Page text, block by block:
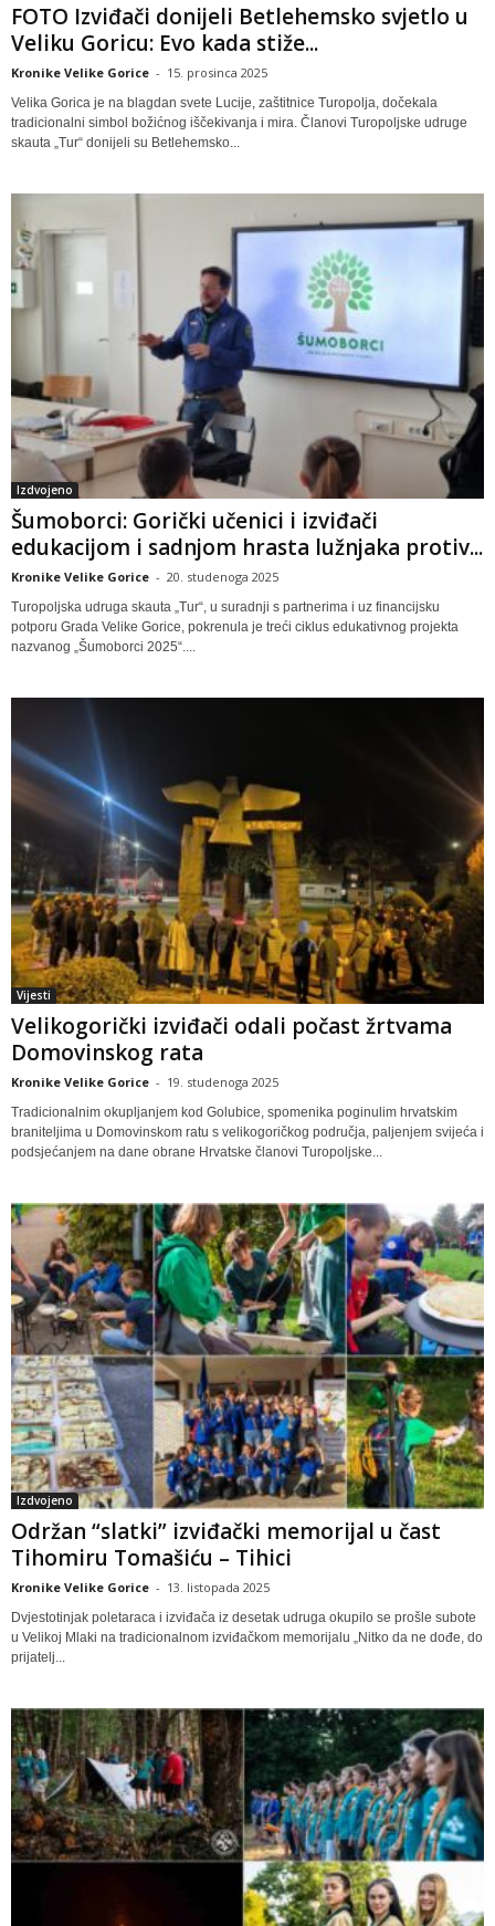
FOTO Izviđači donijeli Betlehemsko svjetlo u
Veliku Goricu: Evo kada stiže...
Kronike Velike Gorice - 15. prosinca 2025
Velika Gorica je na blagdan svete Lucije, zaštitnice Turopolja, dočekala
tradicionalni simbol božićnog iščekivanja i mira. Članovi Turopoljske udruge
skauta „Tur“ donijeli su Betlehemsko...
Izdvojeno
Šumoborci: Gorički učenici i izviđači
edukacijom i sadnjom hrasta lužnjaka protiv...
Kronike Velike Gorice - 20. studenoga 2025
Turopoljska udruga skauta „Tur“, u suradnji s partnerima i uz financijsku
potporu Grada Velike Gorice, pokrenula je treći ciklus edukativnog projekta
nazvanog „Šumoborci 2025“....
Vijesti
Velikogorički izviđači odali počast žrtvama
Domovinskog rata
Kronike Velike Gorice - 19. studenoga 2025
Tradicionalnim okupljanjem kod Golubice, spomenika poginulim hrvatskim
braniteljima u Domovinskom ratu s velikogoričkog područja, paljenjem svijeća i
podsjećanjem na dane obrane Hrvatske članovi Turopoljske...
Izdvojeno
Održan “slatki” izviđački memorijal u čast
Tihomiru Tomašiću – Tihici
Kronike Velike Gorice - 13. listopada 2025
Dvjestotinjak poletaraca i izviđača iz desetak udruga okupilo se prošle subote
u Velikoj Mlaki na tradicionalnom izviđačkom memorijalu „Nitko da ne dođe, do
prijatelj...